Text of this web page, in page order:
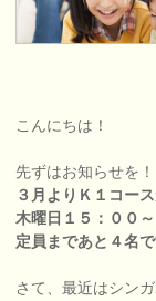
こんにちは！
先ずはお知らせを！
３月よりＫ１コー
木曜日１５：００
定員まであと４名
さて、最近はシン